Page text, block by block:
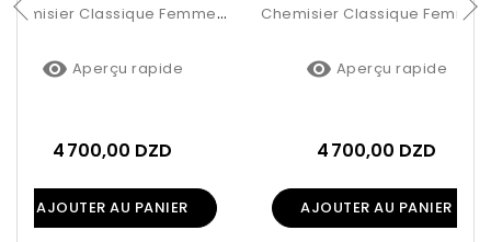
Chemisier Classique Femme À Rayures Avec Fleur
 Aperçu rapide
4 700,00 DZD
AJOUTER AU PANIER
 Aperçu rapide
4 700,00 DZD
AJOUTER AU PANIER